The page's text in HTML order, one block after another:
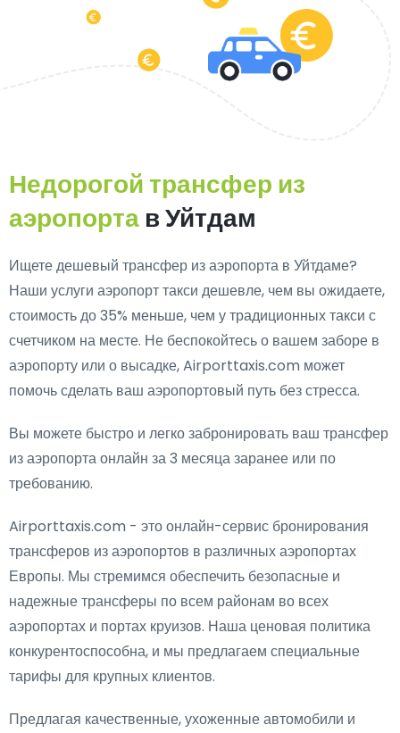
Недорогой трансфер из
аэропорта в Уйтдам
Ищете дешевый трансфер из аэропорта в Уйтдаме?
Наши услуги аэропорт такси дешевле, чем вы ожидаете,
стоимость до 35% меньше, чем у традиционных такси с
счетчиком на месте. Не беспокойтесь о вашем заборе в
аэропорту или о высадке, Airporttaxis.com может
помочь сделать ваш аэропортовый путь без стресса.
Вы можете быстро и легко забронировать ваш трансфер
из аэропорта онлайн за 3 месяца заранее или по
требованию.
Airporttaxis.com - это онлайн-сервис бронирования
трансферов из аэропортов в различных аэропортах
Европы. Мы стремимся обеспечить безопасные и
надежные трансферы по всем районам во всех
аэропортах и портах круизов. Наша ценовая политика
конкурентоспособна, и мы предлагаем специальные
тарифы для крупных клиентов.
Предлагая качественные, ухоженные автомобили и